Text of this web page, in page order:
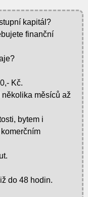
kapitál?
finanční
Kč.
měsíců až
bytem i
do 48 hodin.